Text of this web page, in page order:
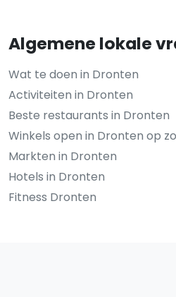
Algemene lokale
Wat te doen in Dronten
Activiteiten in Dronten
Beste restaurants in Dronten
Winkels open in Dronten op
Markten in Dronten
Hotels in Dronten
Fitness Dronten